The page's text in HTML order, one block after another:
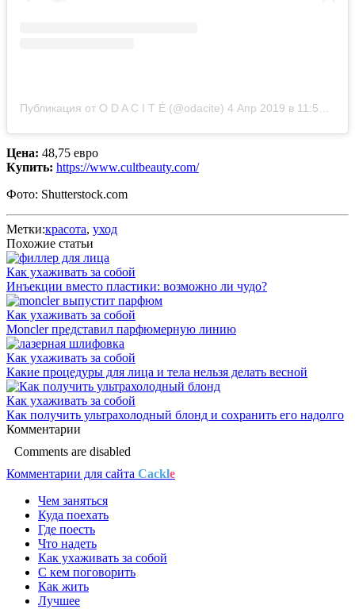
Публикация от O D A C I T É (@odacite) 4 Апр 2019 в 11:52 PDT
Цена: 48,75 евро
Купить: https://www.cultbeauty.com/
Фото: Shutterstock.com
Метки:красота, уход
Похожие статьи
Как ухаживать за собой
Инъекции вместо пластики: возможно ли чудо?
Как ухаживать за собой
Moncler представил парфюмерную линию
Как ухаживать за собой
Какие процедуры для лица и тела нельзя делать весной
Как ухаживать за собой
Как получить ультрахолодный блонд и сохранить его надолго
Комментарии
Comments are disabled
Комментарии для сайта Cackle
Чем заняться
Куда поехать
Где поесть
Что надеть
Как ухаживать за собой
С кем поговорить
Как жить
Лучшее